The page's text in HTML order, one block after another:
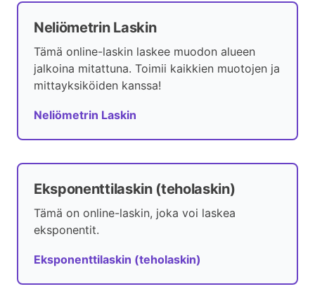
Neliömetrin Laskin
Tämä online-laskin laskee muodon alueen
jalkoina mitattuna. Toimii kaikkien muotojen ja
mittayksiköiden kanssa!
Neliömetrin Laskin
Eksponenttilaskin (teholaskin)
Tämä on online-laskin, joka voi laskea
eksponentit.
Eksponenttilaskin (teholaskin)